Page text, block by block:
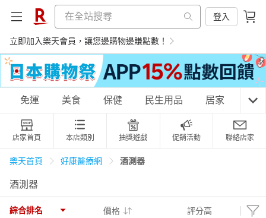
登入
立即加入樂天會員，讓您邊購物邊賺點數！
購物網分類
天天免運 美食蛋糕
居家生活 3C家電 親子玩具
免運 美食 保健 民生用品 居家 3C
店家首頁 本店類別 抽獎遊戲 促銷活動 聯絡店家
樂天首頁 好康醫療網 酒測器
酒測器
綜合排名 價格 評分高